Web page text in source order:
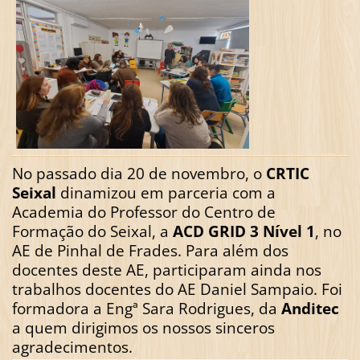
No passado dia 20 de novembro, o CRTIC
Seixal dinamizou em parceria com a
Academia do Professor do Centro de
Formação do Seixal, a ACD GRID 3 Nível 1, no
AE de Pinhal de Frades. Para além dos
docentes deste AE, participaram ainda nos
trabalhos docentes do AE Daniel Sampaio. Foi
formadora a Engª Sara Rodrigues, da Anditec
a quem dirigimos os nossos sinceros
agradecimentos.